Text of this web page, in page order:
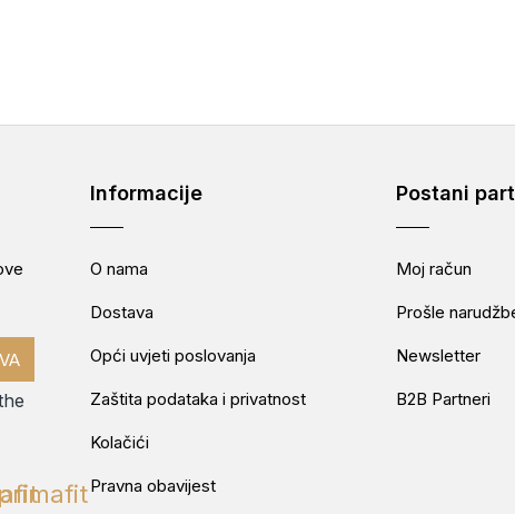
Informacije
O nama
Dostava
Opći uvjeti poslovanja
Zaštita podataka i privatnost
Kolačići
Pravna obavijest
Postani
Moj račun
Prošle
Newsletter
B2B Partneri